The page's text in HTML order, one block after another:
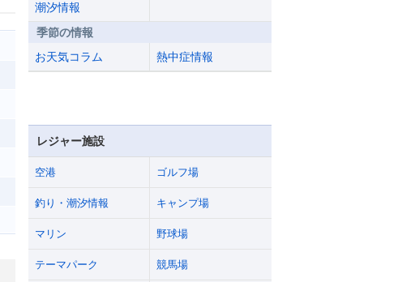
潮汐情報
季節の情報
お天気コラム
熱中症情報
レジャー施設
空港 ゴルフ場
釣り・潮汐情報 キャンプ場
マリン 野球場
テーマパーク 競馬場